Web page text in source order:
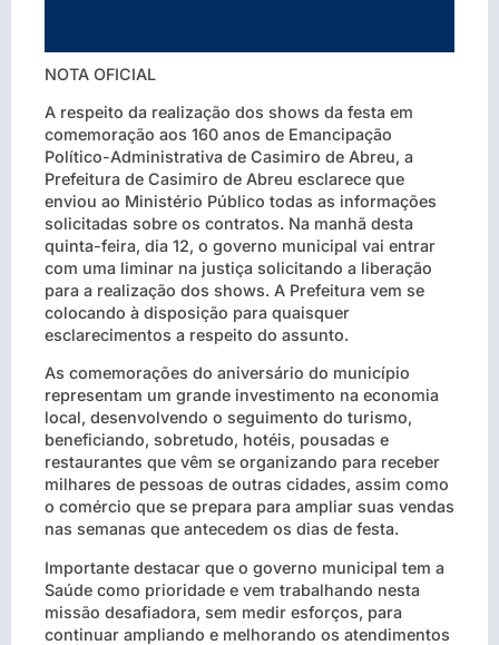
NOTA OFICIAL
A respeito da realização dos shows da festa em
comemoração aos 160 anos de Emancipação
Político-Administrativa de Casimiro de Abreu, a
Prefeitura de Casimiro de Abreu esclarece que
enviou ao Ministério Público todas as informações
solicitadas sobre os contratos. Na manhã desta
quinta-feira, dia 12, o governo municipal vai entrar
com uma liminar na justiça solicitando a liberação
para a realização dos shows. A Prefeitura vem se
colocando à disposição para quaisquer
esclarecimentos a respeito do assunto.
As comemorações do aniversário do município
representam um grande investimento na economia
local, desenvolvendo o seguimento do turismo,
beneficiando, sobretudo, hotéis, pousadas e
restaurantes que vêm se organizando para receber
milhares de pessoas de outras cidades, assim como
o comércio que se prepara para ampliar suas vendas
nas semanas que antecedem os dias de festa.
Importante destacar que o governo municipal tem a
Saúde como prioridade e vem trabalhando nesta
missão desafiadora, sem medir esforços, para
continuar ampliando e melhorando os atendimentos